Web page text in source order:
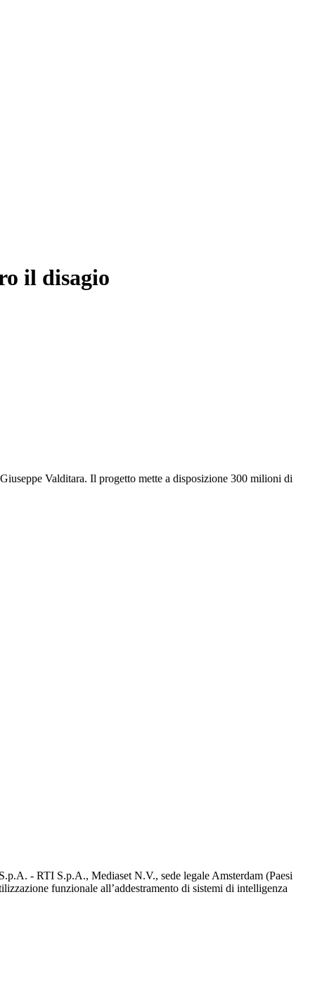
il disagio
Valditara. Il progetto mette a disposizione 300 milioni di
- RTI S.p.A., Mediaset N.V., sede legale Amsterdam (Paesi
funzionale all’addestramento di sistemi di intelligenza